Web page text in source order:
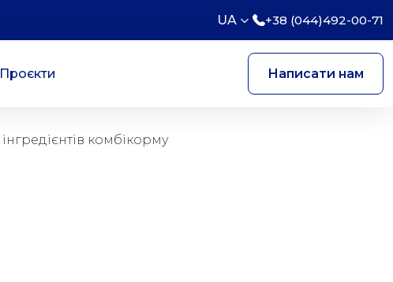
UA +38 (044)492-00-71
Проєкти Написати нам
комбікорму